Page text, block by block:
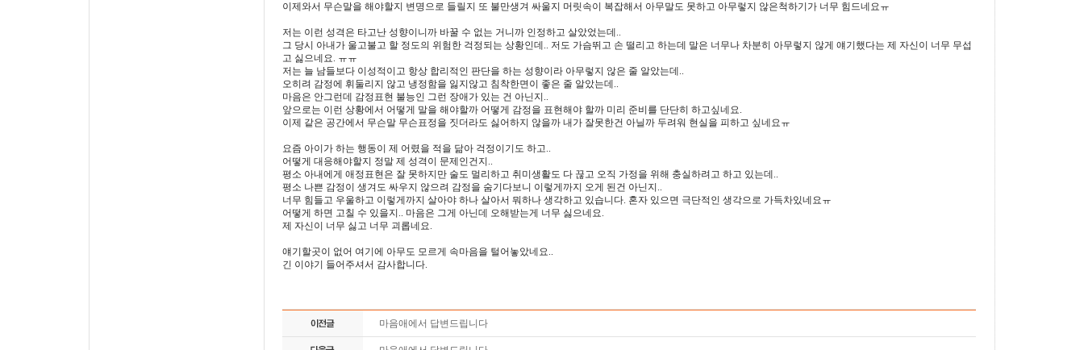
이제와서 무슨말을 해야할지 변명으로 들릴지 또 불만생겨 싸울지 머릿속이 복잡해서 아무말도 못하고 아무렇지 않은척하기가 너무 힘드네요ㅠ
저는 이런 성격은 타고난 성향이니까 바꿀 수 없는 거니까 인정하고 살았었는데..
그 당시 아내가 울고불고 할 정도의 위험한 걱정되는 상황인데.. 저도 가슴뛰고 손 떨리고 하는데 말은 너무나 차분히 아무렇지 않게 얘기했다는 제 자신이 너무 무섭
고 싫으네요. ㅠㅠ
저는 늘 남들보다 이성적이고 항상 합리적인 판단을 하는 성향이라 아무렇지 않은 줄 알았는데..
오히려 감정에 휘둘리지 않고 냉정함을 잃지않고 침착한면이 좋은 줄 알았는데..
마음은 안그런데 감정표현 불능인 그런 장애가 있는 건 아닌지..
앞으로는 이런 상황에서 어떻게 말을 해야할까 어떻게 감정을 표현해야 할까 미리 준비를 단단히 하고싶네요.
이제 같은 공간에서 무슨말 무슨표정을 짓더라도 싫어하지 않을까 내가 잘못한건 아닐까 두려워 현실을 피하고 싶네요ㅠ
요즘 아이가 하는 행동이 제 어렸을 적을 닮아 걱정이기도 하고..
어떻게 대응해야할지 정말 제 성격이 문제인건지..
평소 아내에게 애정표현은 잘 못하지만 술도 멀리하고 취미생활도 다 끊고 오직 가정을 위해 충실하려고 하고 있는데..
평소 나쁜 감정이 생겨도 싸우지 않으려 감정을 숨기다보니 이렇게까지 오게 된건 아닌지..
너무 힘들고 우울하고 이렇게까지 살아야 하나 살아서 뭐하나 생각하고 있습니다. 혼자 있으면 극단적인 생각으로 가득차있네요ㅠ
어떻게 하면 고칠 수 있을지.. 마음은 그게 아닌데 오해받는게 너무 싫으네요.
제 자신이 너무 싫고 너무 괴롭네요.
얘기할곳이 없어 여기에 아무도 모르게 속마음을 털어놓았네요..
긴 이야기 들어주셔서 감사합니다.
마음애에서 답변드립니다